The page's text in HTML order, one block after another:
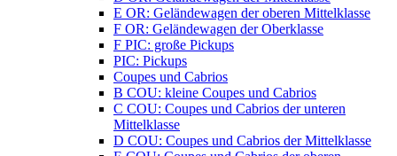
E OR: Geländewagen der oberen Mittelklasse
F OR: Geländewagen der Oberklasse
F PIC: große Pickups
PIC: Pickups
Coupes und Cabrios
B COU: kleine Coupes und Cabrios
C COU: Coupes und Cabrios der unteren
Mittelklasse
D COU: Coupes und Cabrios der Mittelklasse